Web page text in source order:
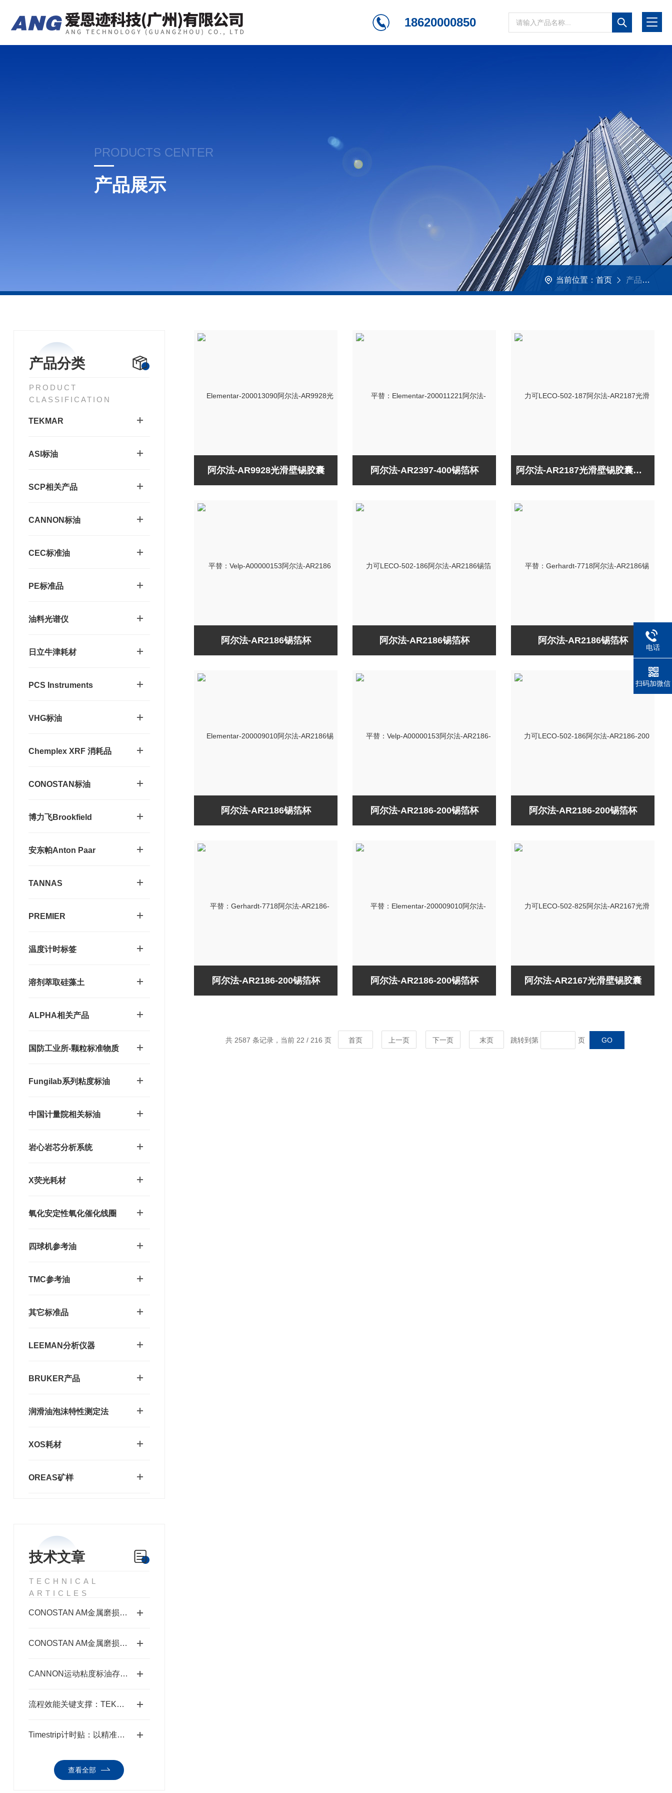
18620000850
PRODUCTS CENTER
产品展示
当前位置：首页 产品展示
产品分类
PRODUCT
CLASSIFICATION
TEKMAR
ASI标油
SCP相关产品
CANNON标油
CEC标准油
PE标准品
油料光谱仪
日立牛津耗材
PCS Instruments
VHG标油
Chemplex XRF 消耗品
CONOSTAN标油
博力飞Brookfield
安东帕Anton Paar
TANNAS
PREMIER
温度计时标签
溶剂萃取硅藻土
ALPHA相关产品
国防工业所-颗粒标准物质
Fungilab系列粘度标油
中国计量院相关标油
岩心岩芯分析系统
X荧光耗材
氧化安定性氧化催化线圈
四球机参考油
TMC参考油
其它标准品
LEEMAN分析仪器
BRUKER产品
润滑油泡沫特性测定法
XOS耗材
OREAS矿样
技术文章
TECHNICAL
ARTICLES
CONOSTAN AM金属磨损标油的制备工艺概述
CONOSTAN AM金属磨损标油使用期限延长的存放要点
CANNON运动粘度标油存放要求与规则解析
流程效能关键支撑：TEKMAR七通阀的使用意义与核心要点
Timestrip计时贴：以精准计时赋能多元场景
查看全部
阿尔法-AR9928光滑壁锡胶囊 阿尔法-AR2397-400锡箔杯 阿尔法-AR2187光滑壁锡胶囊平底
阿尔法-AR2186锡箔杯 阿尔法-AR2186锡箔杯 阿尔法-AR2186锡箔杯
阿尔法-AR2186锡箔杯 阿尔法-AR2186-200锡箔杯 阿尔法-AR2186-200锡箔杯
阿尔法-AR2186-200锡箔杯 阿尔法-AR2186-200锡箔杯 阿尔法-AR2167光滑壁锡胶囊
共 2587 条记录，当前 22 / 216 页 首页 上一页 下一页 末页 跳转到第 页
电话
扫码加微信